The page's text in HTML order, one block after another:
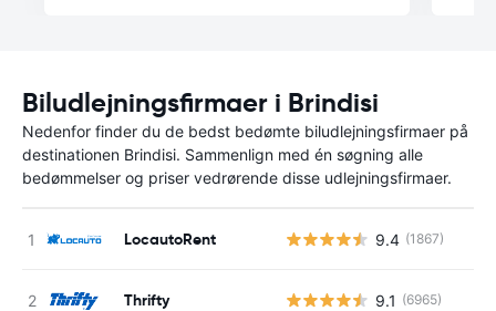
Biludlejningsfirmaer i Brindisi
Nedenfor finder du de bedst bedømte biludlejningsfirmaer på
destinationen Brindisi. Sammenlign med én søgning alle
bedømmelser og priser vedrørende disse udlejningsfirmaer.
LocautoRent 9.4 (1867)
Thrifty 9.1 (6965)